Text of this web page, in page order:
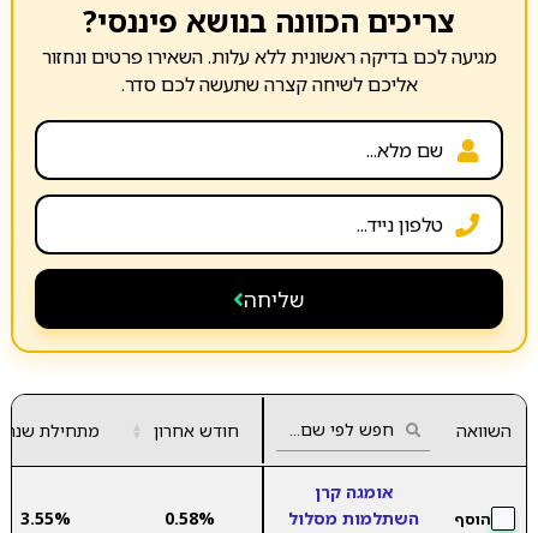
צריכים הכוונה בנושא פיננסי?
מגיעה לכם בדיקה ראשונית ללא עלות. השאירו פרטים ונחזור
אליכם לשיחה קצרה שתעשה לכם סדר.
שליחה
השוואה חודש אחרון ▲
▼ מתחילת שנה
הוסף
אומגה קרן
השתלמות מסלול
0.58%
3.55%